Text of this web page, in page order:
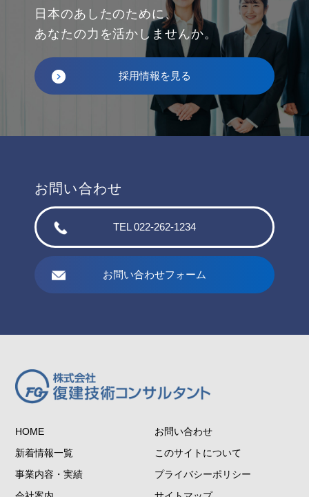
日本のあしたのために、
あなたの力を活かしませんか。
採用情報を見る
お問い合わせ
TEL 022-262-1234
お問い合わせフォーム
HOME
新着情報一覧
事業内容・実績
お問い合わせ
このサイトについて
プライバシーポリシー